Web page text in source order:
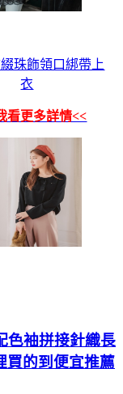
珠飾領口綁帶上
衣
看更多詳情<<
色袖拼接針織長
買的到便宜推薦